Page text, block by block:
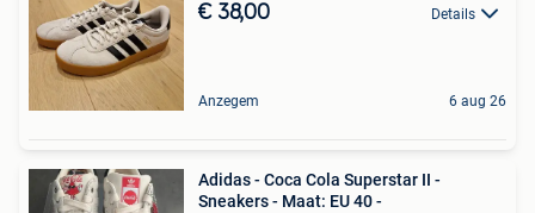
€ 38,00 Details
Anzegem 6 aug 26
Adidas - Coca Cola Superstar II -
Sneakers - Maat: EU 40 -